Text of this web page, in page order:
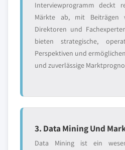
Interviewprogramm deckt
Märkte ab, mit Beiträgen
Direktoren und
bieten strategische,
Perspektiven und
und zuverlässige
3. Data Mining Und
Data Mining ist ein